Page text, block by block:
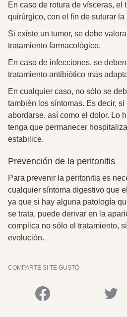
En caso de rotura de vísceras, el
quirúrgico, con el fin de suturar la
Si existe un tumor, se debe
tratamiento farmacológico.
En caso de infecciones, se
tratamiento antibiótico más
En cualquier caso, no sólo se
también los síntomas. Es decir,
abordarse, así como el dolor. Lo
tenga que permanecer
estabilice.
Prevención de la peritonitis
Para prevenir la peritonitis es
cualquier síntoma digestivo que
ya que si hay alguna patología
se trata, puede derivar en la
complica no sólo el tratamiento,
evolución.
COMPARTE SI TE GUSTÓ